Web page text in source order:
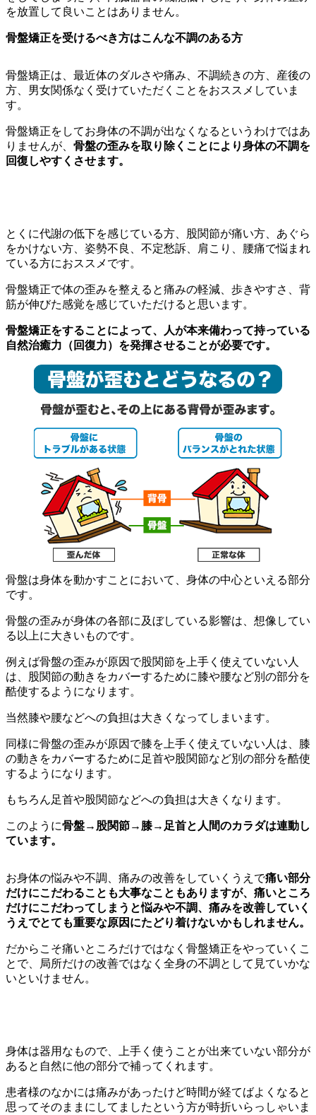
を放置して良いことはありません。
骨盤矯正を受けるべき方はこんな不調のある方
骨盤矯正は、最近体のダルさや痛み、不調続きの方、産後の
方、男女関係なく受けていただくことをおススメしていま
す。
骨盤矯正をしてお身体の不調が出なくなるというわけではあ
りませんが、 骨盤の歪みを取り除くことにより身体の不調を
回復しやすくさせます。
とくに代謝の低下を感じている方、股関節が痛い方、あぐら
をかけない方、姿勢不良、不定愁訴、肩こり、腰痛で悩まれ
ている方におススメです。
骨盤矯正で体の歪みを整えると痛みの軽減、歩きやすさ、背
筋が伸びた感覚を感じていただけると思います。
骨盤矯正をすることによって、人が本来備わって持っている
自然治癒力（回復力）を発揮させることが必要です。
骨盤は身体を動かすことにおいて、身体の中心といえる部分
です。
骨盤の歪みが身体の各部に及ぼしている影響は、想像してい
る以上に大きいものです。
例えば骨盤の歪みが原因で股関節を上手く使えていない人
は、股関節の動きをカバーするために膝や腰など別の部分を
酷使するようになります。
当然膝や腰などへの負担は大きくなってしまいます。
同様に骨盤の歪みが原因で膝を上手く使えていない人は、膝
の動きをカバーするために足首や股関節など別の部分を酷使
するようになります。
もちろん足首や股関節などへの負担は大きくなります。
このように骨盤→股関節→膝→足首と人間のカラダは連動し
ています。
お身体の悩みや不調、痛みの改善をしていくうえで痛い部分
だけにこだわることも大事なこともありますが、痛いところ
だけにこだわってしまうと悩みや不調、痛みを改善していく
うえでとても重要な原因にたどり着けないかもしれません。
だからこそ痛いところだけではなく骨盤矯正をやっていくこ
とで、局所だけの改善ではなく全身の不調として見ていかな
いといけません。
身体は器用なもので、上手く使うことが出来ていない部分が
あると自然に他の部分で補ってくれます。
患者様のなかには痛みがあったけど時間が経てばよくなると
思ってそのままにしてましたという方が時折いらっしゃいま